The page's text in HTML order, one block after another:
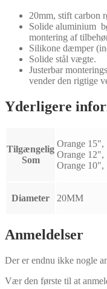
20mm, stift carbon
Solide aluminium
montering af
Silikone dæmper
Solide stål vægte.
Justerbar
vender den rigtige
Yderligere
Tilgængelig
Som
Orange
Orange
Orange
Diameter 20MM
Anmeldelser
Der er endnu ikke nogle
Vær den første til at